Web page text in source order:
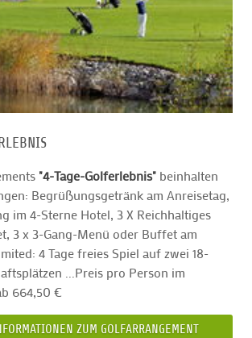
"4-Tage-Golferlebnis" beinhalten
Begrüßungsgetränk am Anreisetag,
im 4-Sterne Hotel, 3 X Reichhaltiges
3 x 3-Gang-Menü oder Buffet am
4 Tage freies Spiel auf zwei 18-
...Preis pro Person im
664,50 €
ZUM GOLFARRANGEMENT